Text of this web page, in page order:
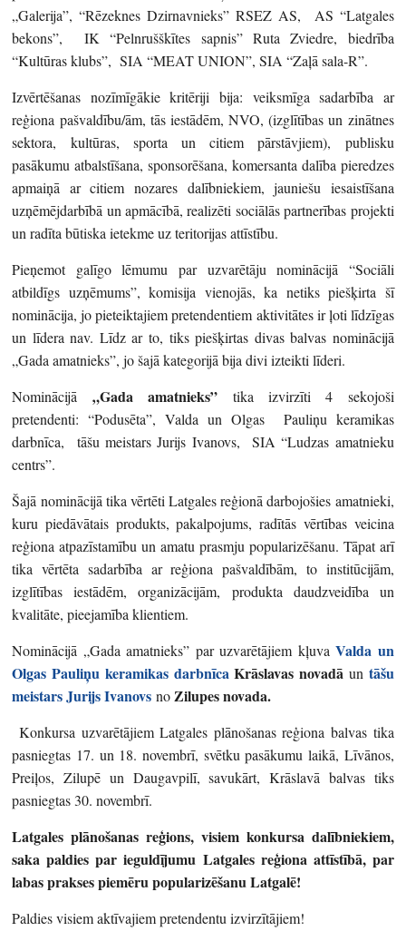
„Galerija”, “Rēzeknes Dzirnavnieks” RSEZ AS, AS “Latgales
bekons”, IK “Pelnrušškītes sapnis” Ruta Zviedre, biedrība
“Kultūras klubs”, SIA “MEAT UNION”, SIA “Zaļā sala-R”.
Izvērtēšanas nozīmīgākie kritēriji bija: veiksmīga sadarbība ar
reģiona pašvaldību/ām, tās iestādēm, NVO, (izglītības un zinātnes
sektora, kultūras, sporta un citiem pārstāvjiem), publisku
pasākumu atbalstīšana, sponsorēšana, komersanta dalība pieredzes
apmaiņā ar citiem nozares dalībniekiem, jauniešu iesaistīšana
uzņēmējdarbībā un apmācībā, realizēti sociālās partnerības projekti
un radīta būtiska ietekme uz teritorijas attīstību.
Pieņemot galīgo lēmumu par uzvarētāju nominācijā “Sociāli
atbildīgs uzņēmums”, komisija vienojās, ka netiks piešķirta šī
nominācija, jo pieteiktajiem pretendentiem aktivitātes ir ļoti līdzīgas
un līdera nav. Līdz ar to, tiks piešķirtas divas balvas nominācijā
„Gada amatnieks”, jo šajā kategorijā bija divi izteikti līderi.
Nominācijā „Gada amatnieks” tika izvirzīti 4 sekojoši
pretendenti: “Podusēta”, Valda un Olgas Pauliņu keramikas
darbnīca, tāšu meistars Jurijs Ivanovs, SIA “Ludzas amatnieku
centrs”.
Šajā nominācijā tika vērtēti Latgales reģionā darbojošies amatnieki,
kuru piedāvātais produkts, pakalpojums, radītās vērtības veicina
reģiona atpazīstamību un amatu prasmju popularizēšanu. Tāpat arī
tika vērtēta sadarbība ar reģiona pašvaldībām, to institūcijām,
izglītības iestādēm, organizācijām, produkta daudzveidība un
kvalitāte, pieejamība klientiem.
Nominācijā „Gada amatnieks” par uzvarētājiem kļuvaValda un
Olgas Pauliņu keramikas darbnīcaKrāslavas novadā un tāšu
meistars Jurijs IvanovsnoZilupes novada.
Konkursa uzvarētājiem Latgales plānošanas reģiona balvas tika
pasniegtas 17. un 18. novembrī, svētku pasākumu laikā, Līvānos,
Preiļos, Zilupē un Daugavpilī, savukārt, Krāslavā balvas tiks
pasniegtas 30. novembrī.
Latgales plānošanas reģions, visiem konkursa dalībniekiem,
saka paldies par ieguldījumu Latgales reģiona attīstībā, par
labas prakses piemēru popularizēšanu Latgalē!
Paldies visiem aktīvajiem pretendentu izvirzītājiem!